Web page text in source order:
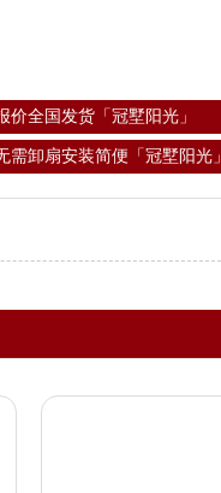
价全国发货「冠墅阳光」
卸扇安装简便「冠墅阳光」